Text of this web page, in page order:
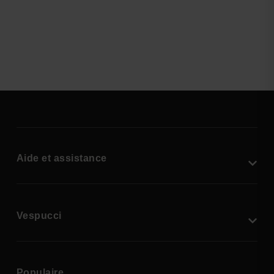
Aide et assistance
Vespucci